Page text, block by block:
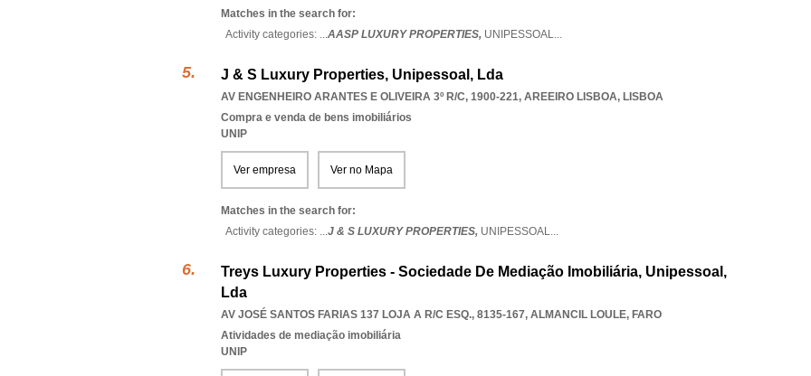
Matches in the search for:
Activity categories: ...AASP LUXURY PROPERTIES, UNIPESSOAL...
J & S Luxury Properties, Unipessoal, Lda
AV ENGENHEIRO ARANTES E OLIVEIRA 3º R/C, 1900-221, AREEIRO LISBOA, LISBOA
Compra e venda de bens imobiliários
UNIP
Ver empresa Ver no Mapa
Matches in the search for:
Activity categories: ...J & S LUXURY PROPERTIES, UNIPESSOAL...
Treys Luxury Properties - Sociedade De Mediação Imobiliária, Unipessoal,
Lda
AV JOSÉ SANTOS FARIAS 137 LOJA A R/C ESQ., 8135-167, ALMANCIL LOULE, FARO
Atividades de mediação imobiliária
UNIP